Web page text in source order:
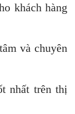
khách hàng
và chuyên
nhất trên thị